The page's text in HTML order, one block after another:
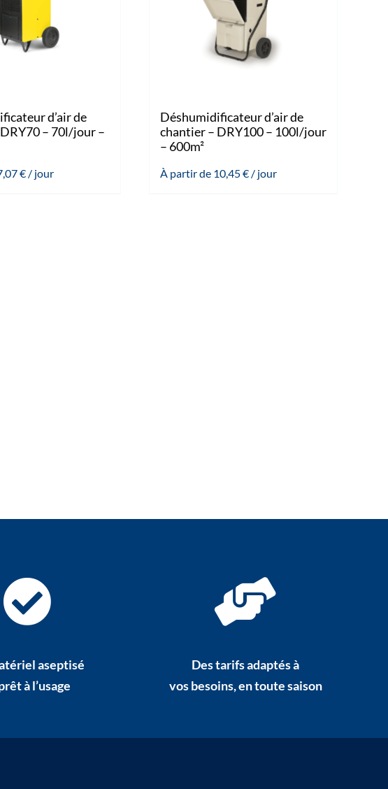
d’air de
– 70l/jour –
€/ jour
Déshumidificateur d’air de
chantier – DRY100 – 100l/jour
– 600m²
À partir de 10,45€ / jour
aseptisé
à l’usage
Des tarifs adaptés à
vos besoins, en toute saison